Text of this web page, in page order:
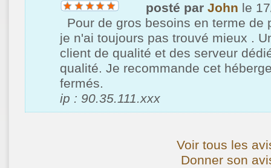
posté par John le
Pour de gros besoins en terme de
je n'ai toujours pas trouvé mieux .
client de qualité et des serveur
qualité. Je recommande cet
fermés.
ip : 90.35.111.xxx
Voir tous les
Donner son